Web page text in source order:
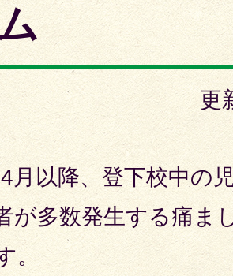
更
月以降、登下校中の
が多数発生する痛ま
。